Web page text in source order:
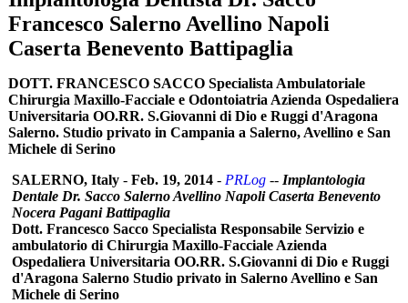
Francesco Salerno Avellino Napoli
Caserta Benevento Battipaglia
DOTT. FRANCESCO SACCO Specialista Ambulatoriale
Chirurgia Maxillo-Facciale e Odontoiatria Azienda Ospedaliera
Universitaria OO.RR. S.Giovanni di Dio e Ruggi d'Aragona
Salerno. Studio privato in Campania a Salerno, Avellino e San
Michele di Serino
SALERNO, Italy - Feb. 19, 2014 - PRLog -- Implantologia
Dentale Dr. Sacco Salerno Avellino Napoli Caserta Benevento
Nocera Pagani Battipaglia
Dott. Francesco Sacco Specialista Responsabile Servizio e
ambulatorio di Chirurgia Maxillo-Facciale Azienda
Ospedaliera Universitaria OO.RR. S.Giovanni di Dio e Ruggi
d'Aragona Salerno Studio privato in Salerno Avellino e San
Michele di Serino